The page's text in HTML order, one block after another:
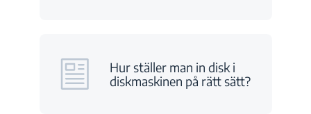
Hur ställer man in disk i
diskmaskinen på rätt sätt?